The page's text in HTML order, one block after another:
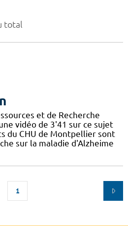
total
et de Recherche
vidéo de 3'41 sur ce sujet
du CHU de Montpellier sont
sur la maladie d'Alzheime
1